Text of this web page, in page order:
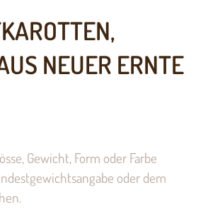
NEUER ERNTE
Gewicht, Form oder Farbe
oder dem